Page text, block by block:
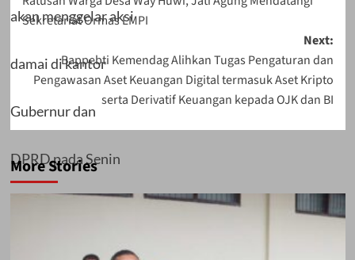
akan menggelar aksi
damai di kantor
Gubernur dan
DPRD pada Senin
navigation
Sekretariat Ormas LMPI
Next:
Bappebti Kemendag Alihkan Tugas Pengaturan dan
Pengawasan Aset Keuangan Digital termasuk Aset Kripto
serta Derivatif Keuangan kepada OJK dan BI
More Stories